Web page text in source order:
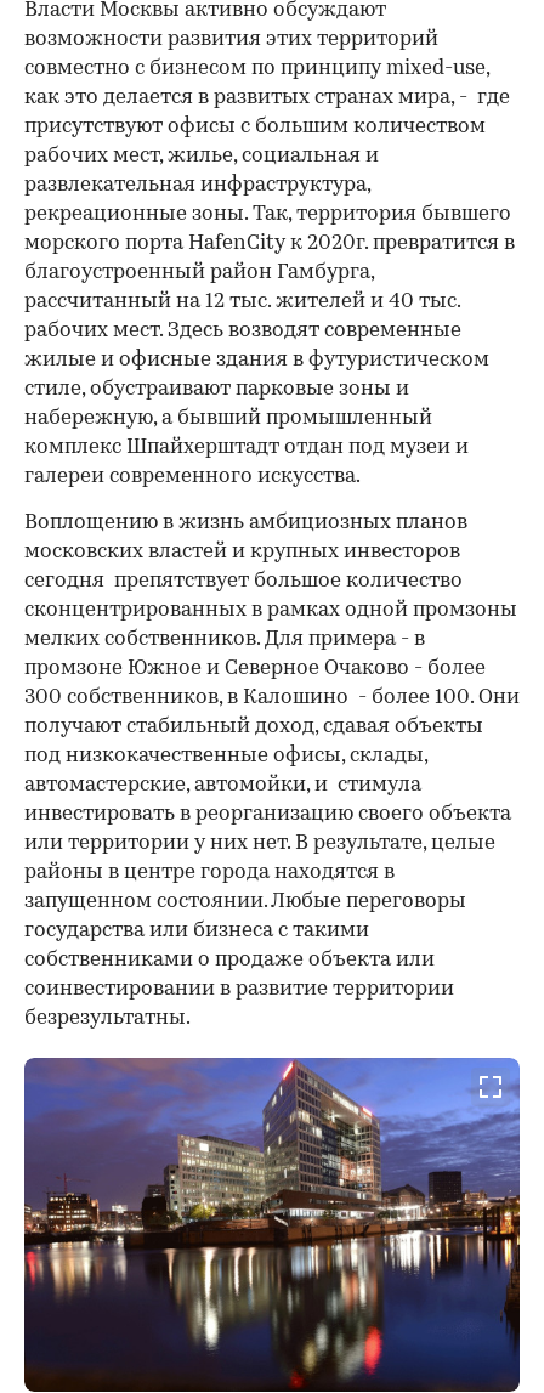
Власти Москвы активно обсуждают
возможности развития этих территорий
совместно с бизнесом по принципу mixed-use,
как это делается в развитых странах мира, - где
присутствуют офисы с большим количеством
рабочих мест, жилье, социальная и
развлекательная инфраструктура,
рекреационные зоны. Так, территория бывшего
морского порта HafenCity к 2020г. превратится в
благоустроенный район Гамбурга,
рассчитанный на 12 тыс. жителей и 40 тыс.
рабочих мест. Здесь возводят современные
жилые и офисные здания в футуристическом
стиле, обустраивают парковые зоны и
набережную, а бывший промышленный
комплекс Шпайхерштадт отдан под музеи и
галереи современного искусства.
Воплощению в жизнь амбициозных планов
московских властей и крупных инвесторов
сегодня препятствует большое количество
сконцентрированных в рамках одной промзоны
мелких собственников. Для примера - в
промзоне Южное и Северное Очаково - более
300 собственников, в Калошино - более 100. Они
получают стабильный доход, сдавая объекты
под низкокачественные офисы, склады,
автомастерские, автомойки, и стимула
инвестировать в реорганизацию своего объекта
или территории у них нет. В результате, целые
районы в центре города находятся в
запущенном состоянии. Любые переговоры
государства или бизнеса с такими
собственниками о продаже объекта или
соинвестировании в развитие территории
безрезультатны.